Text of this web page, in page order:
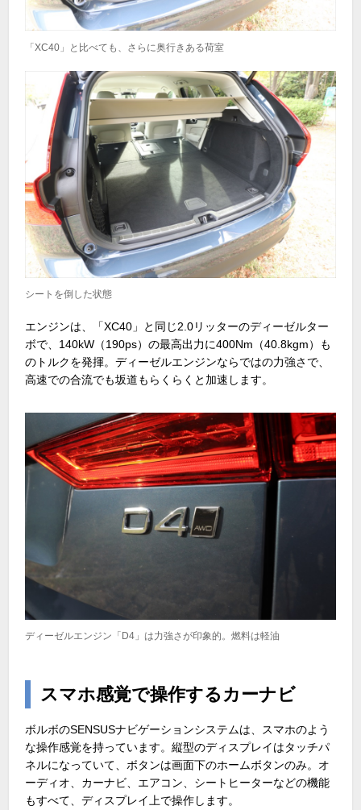
「XC40」と比べても、さらに奥行きある荷室
シートを倒した状態
エンジンは、「XC40」と同じ2.0リッターのディーゼルター
ボで、140kW（190ps）の最高出力に400Nm（40.8kgm）も
のトルクを発揮。ディーゼルエンジンならではの力強さで、
高速での合流でも坂道もらくらくと加速します。
ディーゼルエンジン「D4」は力強さが印象的。燃料は軽油
スマホ感覚で操作するカーナビ
ボルボのSENSUSナビゲーションシステムは、スマホのよう
な操作感覚を持っています。縦型のディスプレイはタッチパ
ネルになっていて、ボタンは画面下のホームボタンのみ。オ
ーディオ、カーナビ、エアコン、シートヒーターなどの機能
もすべて、ディスプレイ上で操作します。